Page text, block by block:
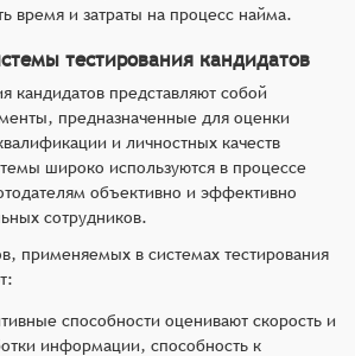
время и затраты на процесс найма.
тестирования кандидатов
кандидатов представляют собой
предназначенные для оценки
и личностных качеств
широко используются в процессе
объективно и эффективно
сотрудников.
применяемых в системах тестирования
способности оценивают скорость и
информации, способность к